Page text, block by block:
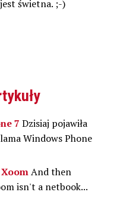
świetna. ;-)
7 Dzisiaj pojawiła
Windows Phone
And then
isn't a netbook...